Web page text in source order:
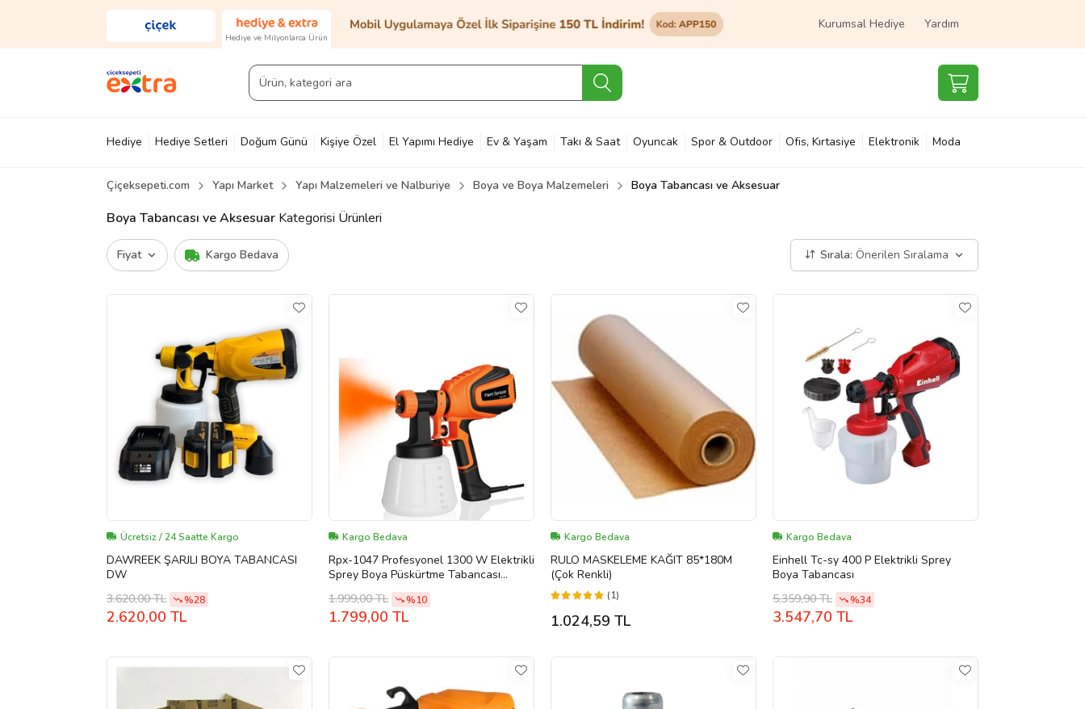
Hediye ve Milyonlarca Ürün
Kurumsal Hediye Yardım
Hediye Hediye Setleri Doğum Günü Kişiye Özel El Yapımı Hediye Ev & Yaşam Takı & Saat Oyuncak Spor & Outdoor Ofis, Kırtasiye Elektronik Moda
Diğer Ayakkabı & Çanta Parfüm Yapı Market & Bahçe Petshop Kozmetik Otomotiv & Motosiklet Hobi Anne & Çocuk
Çiçeksepeti.com Yapı Market Yapı Malzemeleri ve Nalburiye Boya ve Boya Malzemeleri Boya Tabancası ve Aksesuar
Boya Tabancası ve Aksesuar Kategorisi Ürünleri
Fiyat Kargo Bedava Sırala: Önerilen Sıralama
Ücretsiz / 24 Saatte Kargo
DAWREEK ŞARJLI BOYA TABANCASI
DW
3.620,00 TL
%28
2.620,00 TL
Kargo Bedava
Rpx-1047 Profesyonel 1300 W Elektrikli
Sprey Boya Püskürtme Tabancası
Dezenfektan Ilaçlama Makinesi
1.999,00 TL %10
1.799,00 TL
Kargo Bedava
RULO MASKELEME KAĞIT 85*180M
(Çok Renkli)
(1)
1.024,59 TL
Kargo Bedava
Einhell Tc-sy 400 P Elektrikli Sprey
Boya Tabancası
5.359,90 TL
%34
3.547,70 TL